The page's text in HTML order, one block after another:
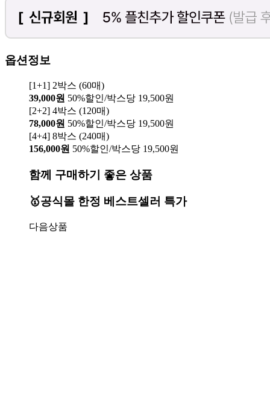
옵션정보
[1+1] 2박스 (60매)
39,000원 50%할인/박스당 19,500원
[2+2] 4박스 (120매)
78,000원 50%할인/박스당 19,500원
[4+4] 8박스 (240매)
156,000원 50%할인/박스당 19,500원
함께 구매하기 좋은 상품
🥇공식몰 한정 베스트셀러 특가
다음상품